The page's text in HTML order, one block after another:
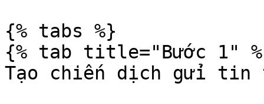
{% tabs %}
{% tab title="Bước 1"
Tạo chiến dịch gửi tin